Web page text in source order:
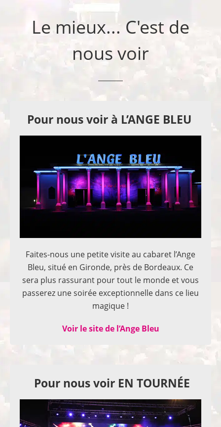
Le mieux... C'est de
nous voir
Pour nous voir à L’ANGE BLEU
Faites-nous une petite visite au cabaret l’Ange
Bleu, situé en Gironde, près de Bordeaux. Ce
sera plus rassurant pour tout le monde et vous
passerez une soirée exceptionnelle dans ce lieu
magique !
Voir le site de l’Ange Bleu
Pour nous voir EN TOURNÉE